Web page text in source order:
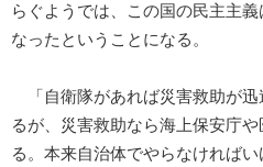
らぐようでは、この国の民主主
なったということになる。
「自衛隊があれば災害救助が迅
るが、災害救助なら海上保安庁
る。本来自治体でやらなければ